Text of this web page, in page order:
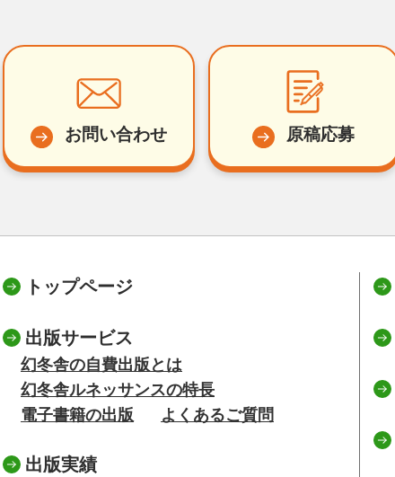
お問い合わせ 原稿応募
トップページ
出版サービス
幻冬舎の自費出版とは
幻冬舎ルネッサンスの特長
電子書籍の出版
よくあるご質問
出版実績